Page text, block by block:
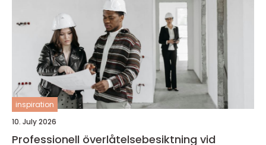
inspiration
10. July 2026
Professionell överlåtelsebesiktning vid